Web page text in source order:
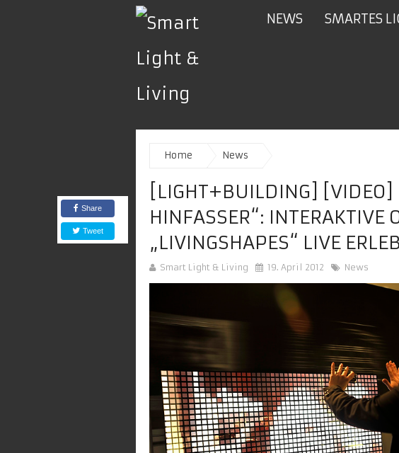
NEWS SMARTES
Home News
[LIGHT+BUILDING] [VIDEO]
HINFASSER“: INTERAKTIVE
„LIVINGSHAPES“ LIVE
Smart Light & Living 19. April 2012 News
Share
Tweet